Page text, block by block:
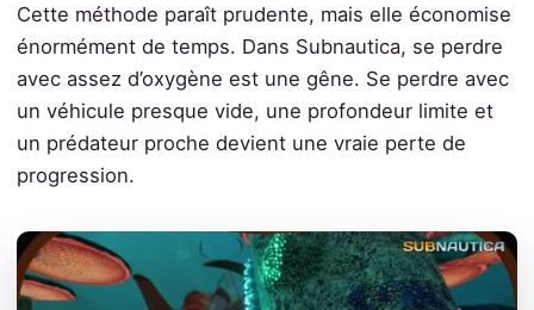
Cette méthode paraît prudente, mais elle économise
énormément de temps. Dans Subnautica, se perdre
avec assez d’oxygène est une gêne. Se perdre avec
un véhicule presque vide, une profondeur limite et
un prédateur proche devient une vraie perte de
progression.